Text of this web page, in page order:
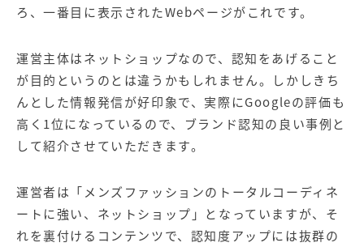
ろ、一番目に表示されたWebページがこれです。
運営主体はネットショップなので、認知をあげること
が目的というのとは違うかもしれません。しかしきち
んとした情報発信が好印象で、実際にGoogleの評価も
高く1位になっているので、ブランド認知の良い事例と
して紹介させていただきます。
運営者は「メンズファッションのトータルコーディネ
ートに強い、ネットショップ」となっていますが、そ
れを裏付けるコンテンツで、認知度アップには抜群の